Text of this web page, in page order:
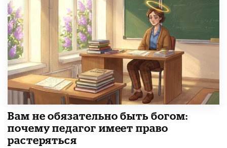
​Вам не обязательно быть богом:
почему педагог имеет право
растеряться